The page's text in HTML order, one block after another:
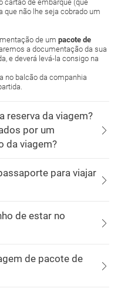
cartão de embarque (que
que não lhe seja cobrado um
de um pacote de
a documentação da sua
e deverá levá-la consigo na
no balcão da companhia
reserva da viagem?
por um
da viagem?
para viajar
de estar no
de pacote de